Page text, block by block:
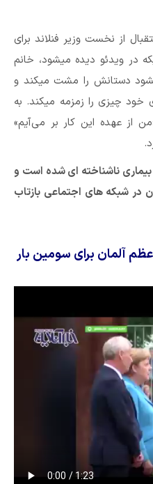
از نخست وزیر فنلاند برای
در ویدئو دیده میشود، خانم
دستانش را مشت میکند و
خود چیزی را زمزمه میکند. به
از عهده این کار بر می‌آیم»
بیماری ناشناخته ای شده است و
در شبکه های اجتماعی بازتاب
آلمان برای سومین بار